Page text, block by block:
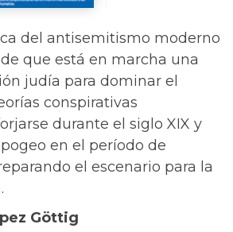
del antisemitismo moderno
que está en marcha una
judía para dominar el
conspirativas
durante el siglo XIX y
en el período de
el escenario para la
Göttig